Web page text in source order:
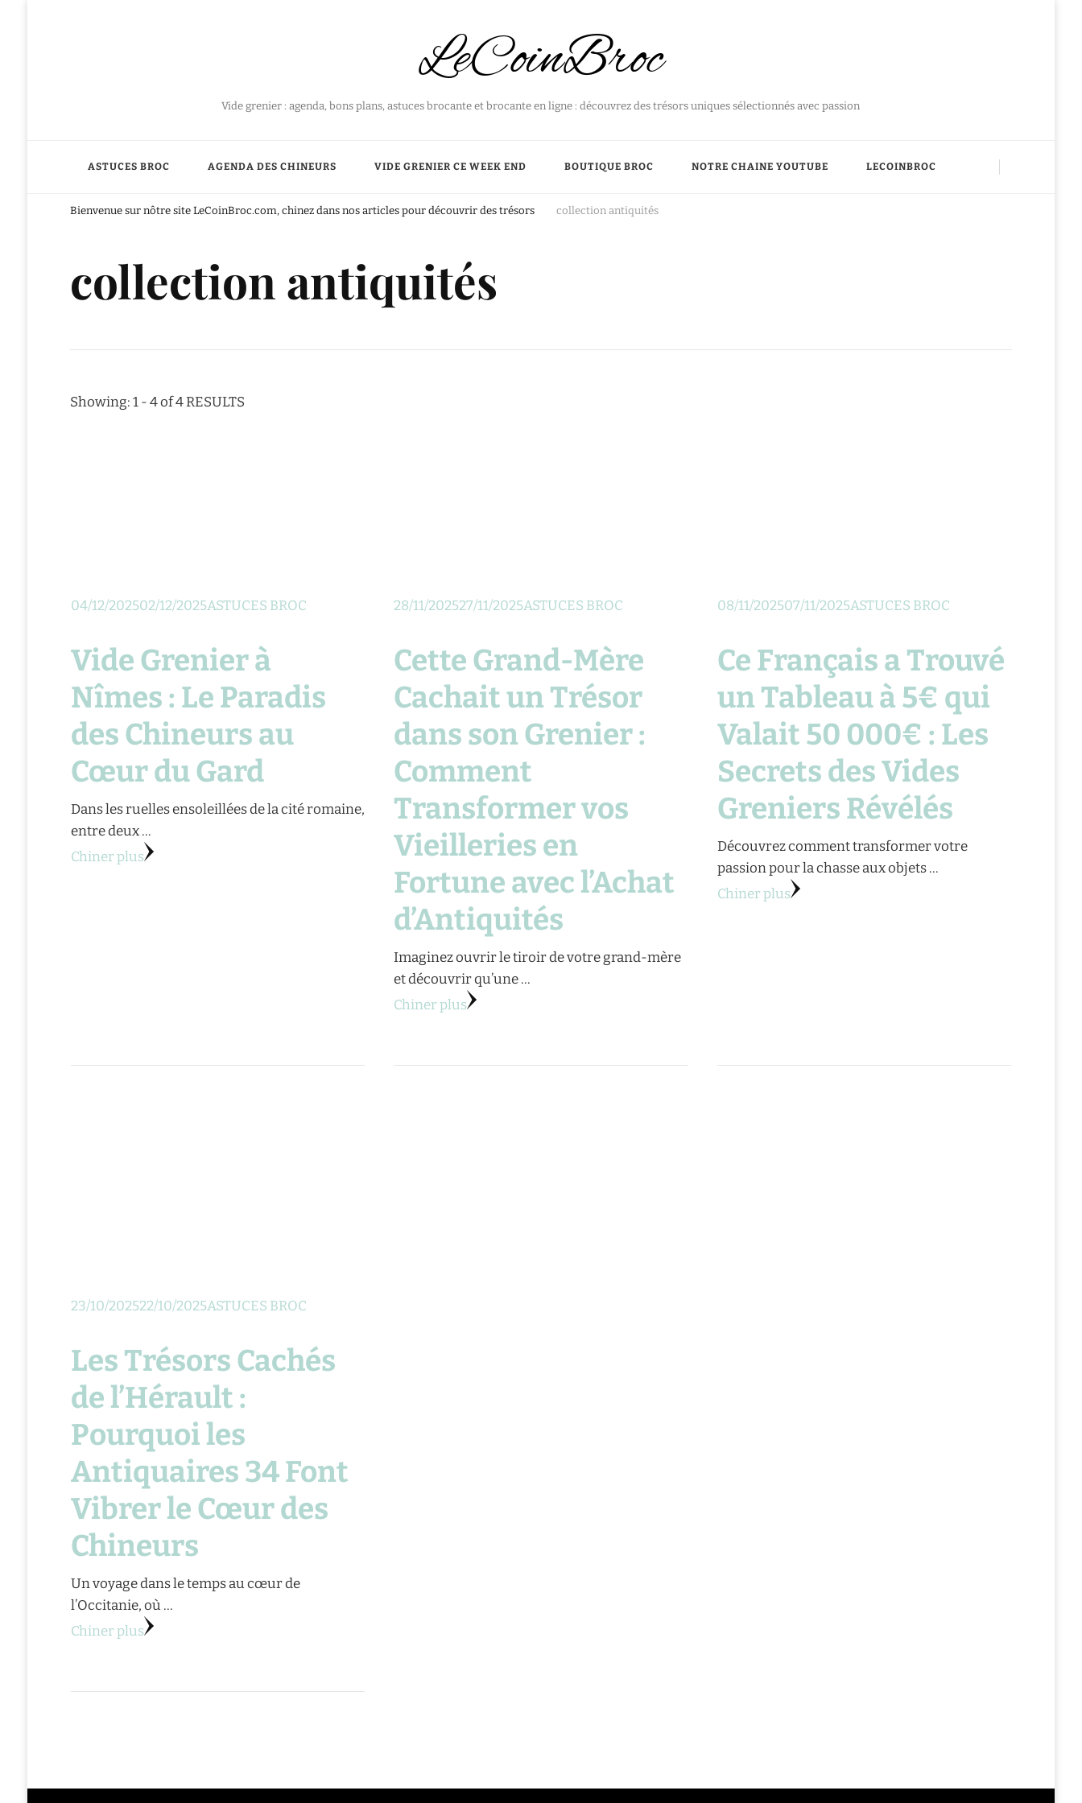
LeCoinBroc
Vide grenier : agenda, bons plans, astuces brocante et brocante en ligne : découvrez des trésors uniques sélectionnés avec passion
ASTUCES BROC AGENDA DES CHINEURS VIDE GRENIER CE WEEK END BOUTIQUE BROC NOTRE CHAINE YOUTUBE LECOINBROC
Bienvenue sur nôtre site LeCoinBroc.com, chinez dans nos articles pour découvrir des trésors collection antiquités
collection antiquités
Showing: 1 - 4 of 4 RESULTS
04/12/202502/12/2025ASTUCES BROC
Vide Grenier à
Nîmes : Le Paradis
des Chineurs au
Cœur du Gard
Dans les ruelles ensoleillées de la cité romaine,
entre deux …
Chiner plus
28/11/202527/11/2025ASTUCES BROC
Cette Grand-Mère
Cachait un Trésor
dans son Grenier :
Comment
Transformer vos
Vieilleries en
Fortune avec l’Achat
d’Antiquités
Imaginez ouvrir le tiroir de votre grand-mère
et découvrir qu’une …
Chiner plus
08/11/202507/11/2025ASTUCES BROC
Ce Français a Trouvé
un Tableau à 5€ qui
Valait 50 000€ : Les
Secrets des Vides
Greniers Révélés
Découvrez comment transformer votre
passion pour la chasse aux objets …
Chiner plus
23/10/202522/10/2025ASTUCES BROC
Les Trésors Cachés
de l’Hérault :
Pourquoi les
Antiquaires 34 Font
Vibrer le Cœur des
Chineurs
Un voyage dans le temps au cœur de
l’Occitanie, où …
Chiner plus